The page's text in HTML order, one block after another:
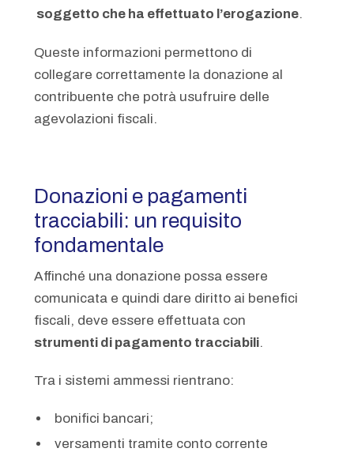
soggetto che ha effettuato l’erogazione.
Queste informazioni permettono di
collegare correttamente la donazione al
contribuente che potrà usufruire delle
agevolazioni fiscali.
Donazioni e pagamenti
tracciabili: un requisito
fondamentale
Affinché una donazione possa essere
comunicata e quindi dare diritto ai benefici
fiscali, deve essere effettuata con
strumenti di pagamento tracciabili.
Tra i sistemi ammessi rientrano:
bonifici bancari;
versamenti tramite conto corrente